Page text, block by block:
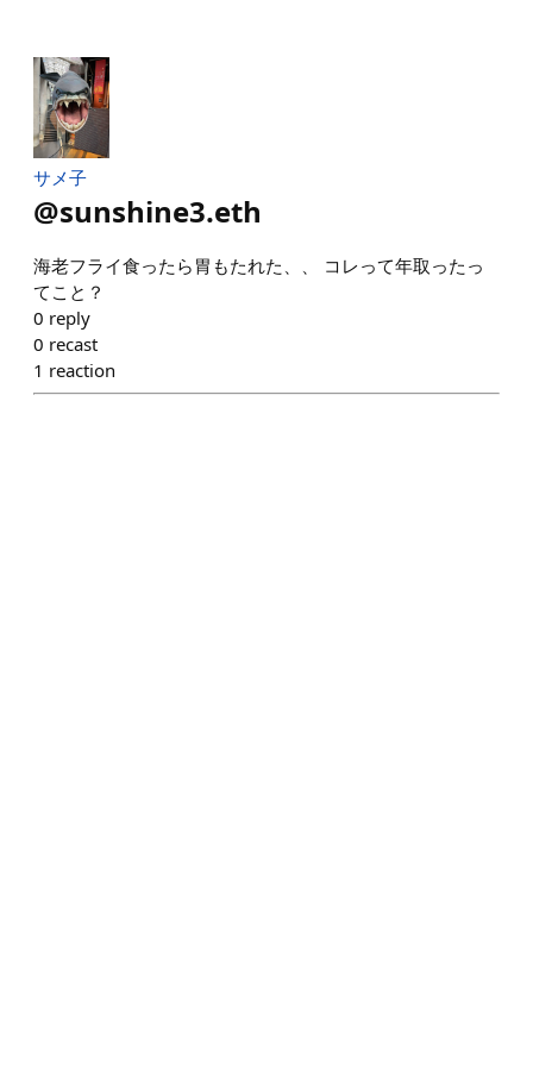
サメ子
@sunshine3.eth
海老フライ食ったら胃もたれた、、 コレって年取ったっ
てこと？
0 reply
0 recast
1 reaction